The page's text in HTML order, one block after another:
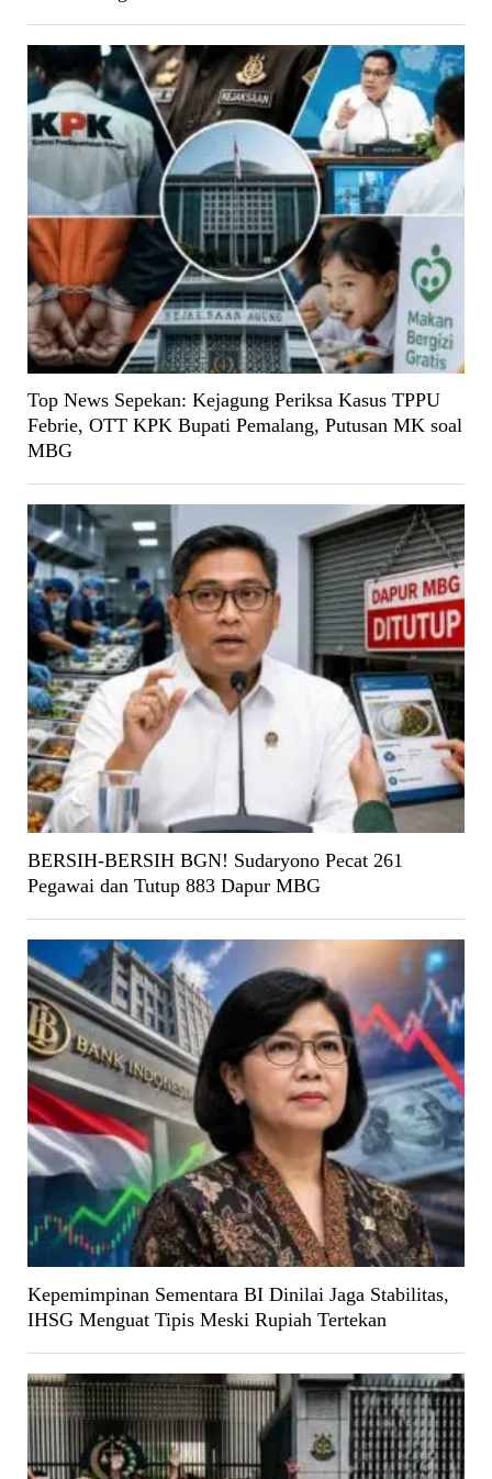
Top News Sepekan: Kejagung Periksa Kasus TPPU
Febrie, OTT KPK Bupati Pemalang, Putusan MK soal
MBG
BERSIH-BERSIH BGN! Sudaryono Pecat 261
Pegawai dan Tutup 883 Dapur MBG
Kepemimpinan Sementara BI Dinilai Jaga Stabilitas,
IHSG Menguat Tipis Meski Rupiah Tertekan